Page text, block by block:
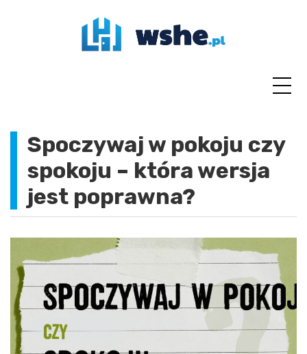
Spoczywaj w pokoju czy
spokoju – która wersja
jest poprawna?